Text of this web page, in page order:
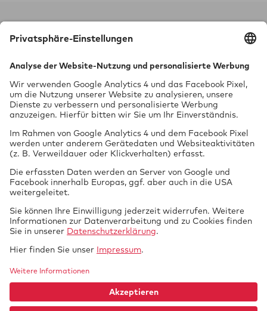
Technik braucht Sicher­heit.
Vor dem Lauch 25
70567 Stuttgart
FON 0711 97676-0
FAX 0711 97676-199
MAIL info@gtue.de
WEB www.gtue.de
Kontakt
Sitemap